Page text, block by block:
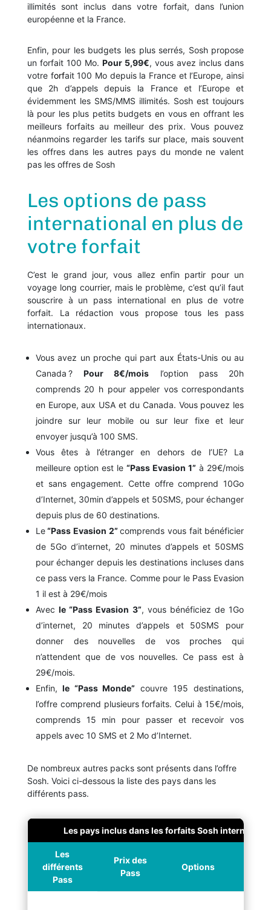
illimités sont inclus dans votre forfait, dans l’union
européenne et la France.
Enfin, pour les budgets les plus serrés, Sosh propose
un forfait 100 Mo. Pour 5,99€, vous avez inclus dans
votre forfait 100 Mo depuis la France et l’Europe, ainsi
que 2h d’appels depuis la France et l’Europe et
évidemment les SMS/MMS illimités. Sosh est toujours
là pour les plus petits budgets en vous en offrant les
meilleurs forfaits au meilleur des prix. Vous pouvez
néanmoins regarder les tarifs sur place, mais souvent
les offres dans les autres pays du monde ne valent
pas les offres de Sosh
Les options de pass
international en plus de
votre forfait
C’est le grand jour, vous allez enfin partir pour un
voyage long courrier, mais le problème, c’est qu’il faut
souscrire à un pass international en plus de votre
forfait. La rédaction vous propose tous les pass
internationaux.
Vous avez un proche qui part aux États-Unis ou au
Canada ?Pour 8€/mois l’option pass 20h
comprends 20 h pour appeler vos correspondants
en Europe, aux USA et du Canada. Vous pouvez les
joindre sur leur mobile ou sur leur fixe et leur
envoyer jusqu’à 100 SMS.
Vous êtes à l’étranger en dehors de l’UE? La
meilleure option est le “Pass Evasion 1”à 29€/mois
et sans engagement. Cette offre comprend 10Go
d’Internet, 30min d’appels et 50SMS, pour échanger
depuis plus de 60 destinations.
Le“Pass Evasion 2”comprends vous fait bénéficier
de 5Go d’internet, 20 minutes d’appels et 50SMS
pour échanger depuis les destinations incluses dans
ce pass vers la France. Comme pour le Pass Evasion
1 il est à 29€/mois
Avec le “Pass Evasion 3”, vous bénéficiez de 1Go
d’internet, 20 minutes d’appels et 50SMS pour
donner des nouvelles de vos proches qui
n’attendent que de vos nouvelles. Ce pass est à
29€/mois.
Enfin, le “Pass Monde” couvre 195 destinations,
l’offre comprend plusieurs forfaits. Celui à 15€/mois,
comprends 15 min pour passer et recevoir vos
appels avec 10 SMS et 2 Mod’Internet.
De nombreux autres packs sont présents dans l’offre
Sosh. Voici ci-dessous la liste des pays dans les
différents pass.
Les pays inclus dans les forfaits Sosh
Les
différents
Pass
Prix des
Pass
Options